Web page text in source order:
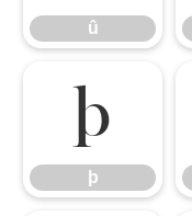
û
þ
þ